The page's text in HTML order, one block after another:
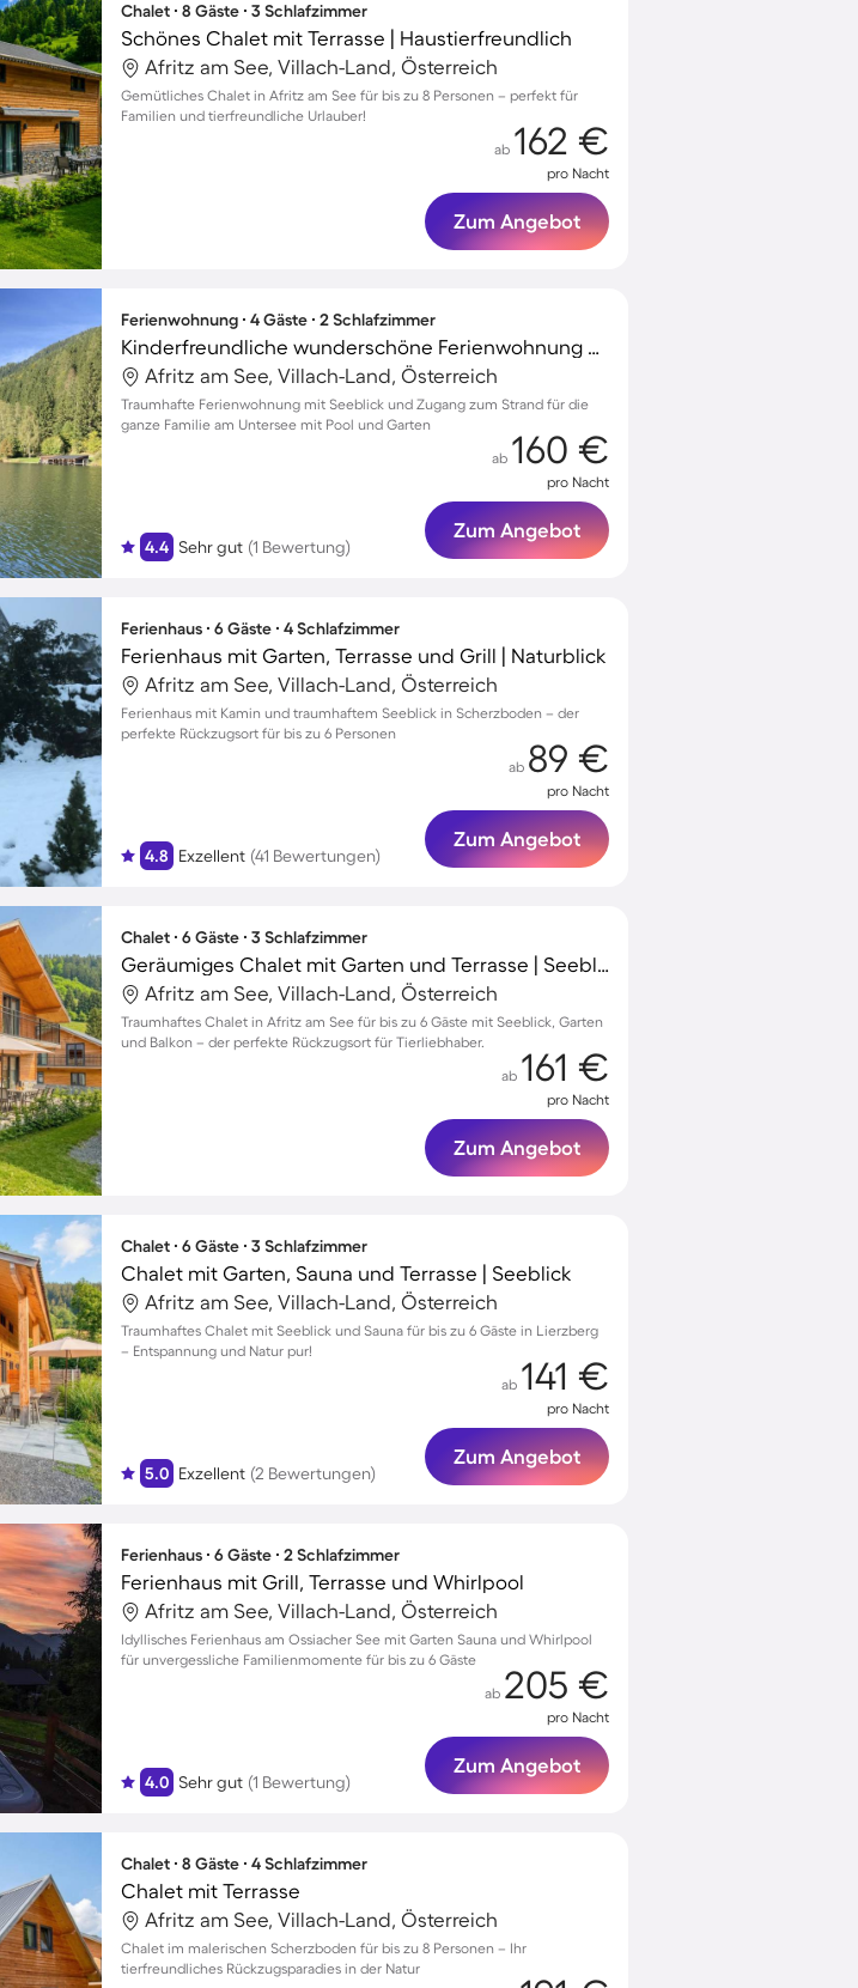
Chalet ∙ 8 Gäste ∙ 3 Schlafzimmer
Schönes Chalet mit Terrasse | Haustierfreundlich
Afritz am See, Villach-Land, Österreich
Gemütliches Chalet in Afritz am See für bis zu 8 Personen – perfekt für
Familien und tierfreundliche Urlauber!
ab 162 €
pro Nacht
Zum Angebot
Ferienwohnung ∙ 4 Gäste ∙ 2 Schlafzimmer
Kinderfreundliche wunderschöne Ferienwohnung mit Garten, Pool und Terrasse | Seeblick | Ideal für Homeoffice | Hunde erlaubt
Afritz am See, Villach-Land, Österreich
Traumhafte Ferienwohnung mit Seeblick und Zugang zum Strand für die
ganze Familie am Untersee mit Pool und Garten
4.4 Sehr gut (1 Bewertung)
ab 160 €
pro Nacht
Zum Angebot
Ferienhaus ∙ 6 Gäste ∙ 4 Schlafzimmer
Ferienhaus mit Garten, Terrasse und Grill | Naturblick
Afritz am See, Villach-Land, Österreich
Ferienhaus mit Kamin und traumhaftem Seeblick in Scherzboden – der
perfekte Rückzugsort für bis zu 6 Personen
4.8 Exzellent (41 Bewertungen)
ab 89 €
pro Nacht
Zum Angebot
Chalet ∙ 6 Gäste ∙ 3 Schlafzimmer
Geräumiges Chalet mit Garten und Terrasse | Seeblick | Haustiere erlaubt
Afritz am See, Villach-Land, Österreich
Traumhaftes Chalet in Afritz am See für bis zu 6 Gäste mit Seeblick, Garten
und Balkon – der perfekte Rückzugsort für Tierliebhaber.
ab 161 €
pro Nacht
Zum Angebot
Chalet ∙ 6 Gäste ∙ 3 Schlafzimmer
Chalet mit Garten, Sauna und Terrasse | Seeblick
Afritz am See, Villach-Land, Österreich
Traumhaftes Chalet mit Seeblick und Sauna für bis zu 6 Gäste in Lierzberg
– Entspannung und Natur pur!
5.0 Exzellent (2 Bewertungen)
ab 141 €
pro Nacht
Zum Angebot
Ferienhaus ∙ 6 Gäste ∙ 2 Schlafzimmer
Ferienhaus mit Grill, Terrasse und Whirlpool
Afritz am See, Villach-Land, Österreich
Idyllisches Ferienhaus am Ossiacher See mit Garten Sauna und Whirlpool
für unvergessliche Familienmomente für bis zu 6 Gäste
4.0 Sehr gut (1 Bewertung)
ab 205 €
pro Nacht
Zum Angebot
Chalet ∙ 8 Gäste ∙ 4 Schlafzimmer
Chalet mit Terrasse
Afritz am See, Villach-Land, Österreich
Chalet im malerischen Scherzboden für bis zu 8 Personen – Ihr
tierfreundliches Rückzugsparadies in der Natur